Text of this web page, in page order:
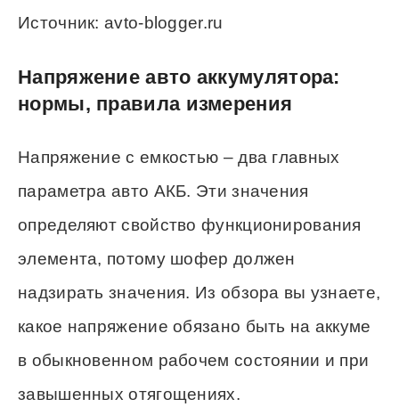
Источник: avto-blogger.ru
Напряжение авто аккумулятора:
нормы, правила измерения
Напряжение с емкостью – два главных
параметра авто АКБ. Эти значения
определяют свойство функционирования
элемента, потому шофер должен
надзирать значения. Из обзора вы узнаете,
какое напряжение обязано быть на аккуме
в обыкновенном рабочем состоянии и при
завышенных отягощениях.